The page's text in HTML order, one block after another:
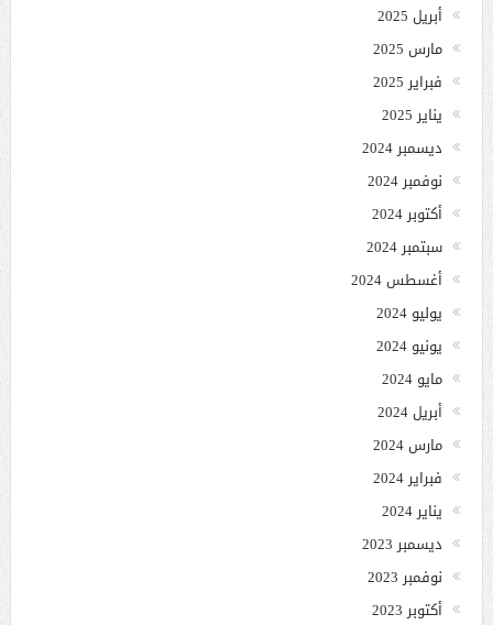
أبريل 2025
مارس 2025
فبراير 2025
يناير 2025
ديسمبر 2024
نوفمبر 2024
أكتوبر 2024
سبتمبر 2024
أغسطس 2024
يوليو 2024
يونيو 2024
مايو 2024
أبريل 2024
مارس 2024
فبراير 2024
يناير 2024
ديسمبر 2023
نوفمبر 2023
أكتوبر 2023